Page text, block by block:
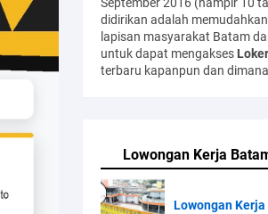
didirikan adalah
lapisan masyarakat Batam
untuk dapat mengakses
terbaru kapanpun dan
Lowongan Kerja
Lowongan Kerja